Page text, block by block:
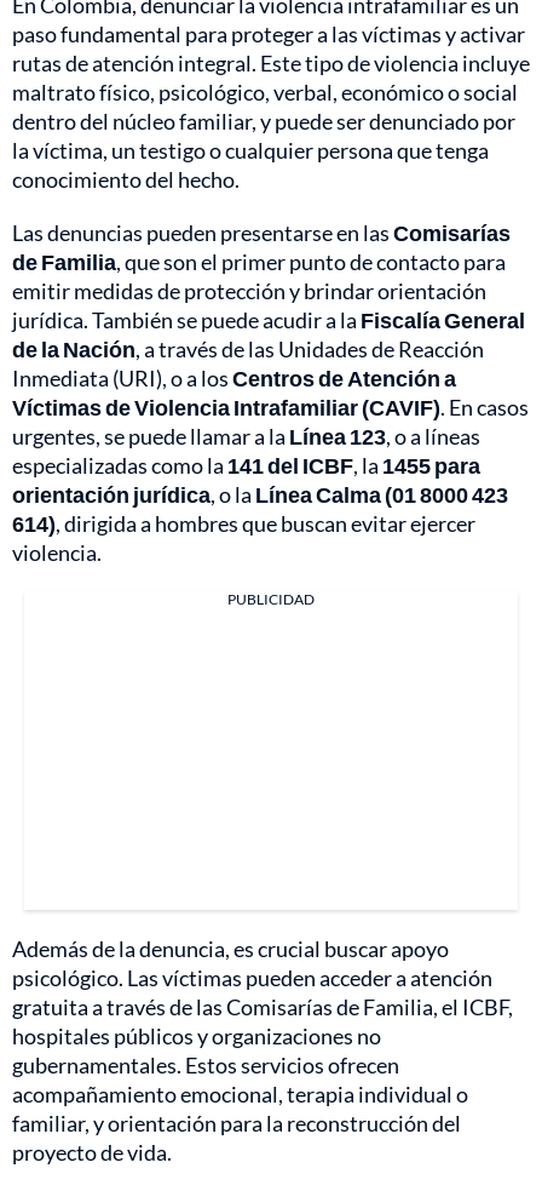
paso fundamental para proteger a las víctimas y activar
rutas de atención integral. Este tipo de violencia incluye
maltrato físico, psicológico, verbal, económico o social
dentro del núcleo familiar, y puede ser denunciado por
la víctima, un testigo o cualquier persona que tenga
conocimiento del hecho.
Las denuncias pueden presentarse en lasComisarías
de Familia, que son el primer punto de contacto para
emitir medidas de protección y brindar orientación
jurídica. También se puede acudir a la Fiscalía General
de la Nación, a través de las Unidades de Reacción
Inmediata (URI), o a losCentros de Atención a
Víctimas de Violencia Intrafamiliar (CAVIF). En casos
urgentes, se puede llamar a la Línea 123, o a líneas
especializadas como la 141 del ICBF, la 1455 para
orientación jurídica, o la Línea Calma (01 8000 423
614), dirigida a hombres que buscan evitar ejercer
violencia.
PUBLICIDAD
Además de la denuncia, es crucial buscar apoyo
psicológico. Las víctimas pueden acceder a atención
gratuita a través de las Comisarías de Familia, el ICBF,
hospitales públicos y organizaciones no
gubernamentales. Estos servicios ofrecen
acompañamiento emocional, terapia individual o
familiar, y orientación para la reconstrucción del
proyecto de vida.